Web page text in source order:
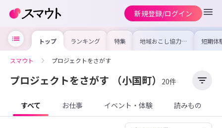
新規登録/ログイン
トップ ランキング 特集 地域おこし協力隊
の求人やイベント
を集めました！仕
けよう
短期体
り〜数
域を知
スマウト プロジェクトをさがす
プロジェクトをさがす （小国町） 20件
すべて お仕事 イベント・体験 読みもの